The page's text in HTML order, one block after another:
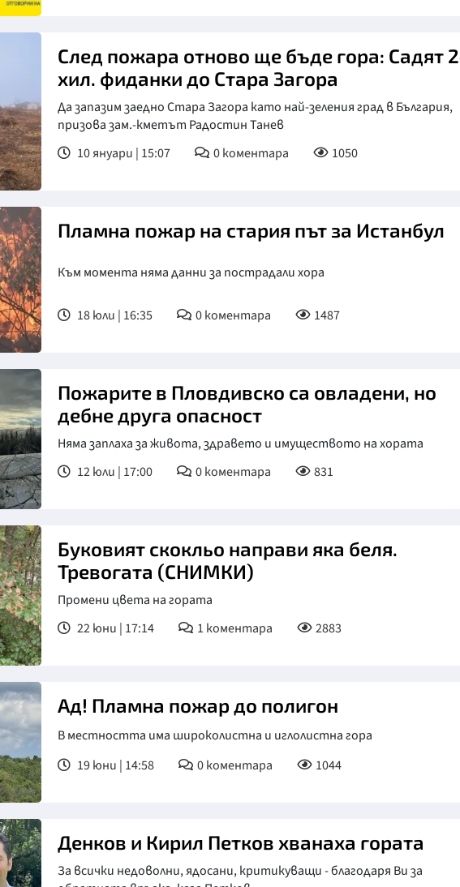
След пожара отново ще бъде гора: Садят
хил. фиданки до Стара Загора
Да запазим заедно Стара Загора като най-зеления град в България,
призова зам.-кметът Радостин Танев
10 януари | 15:07
0коментара 1050
Пламна пожар на стария път за Истанбул
Към момента няма данни за пострадали хора
18 юли | 16:35 0коментара 1487
Пожарите в Пловдивско са овладени, но
дебне друга опасност
Няма заплаха за живота, здравето и имуществото на хората
12 юли | 17:00
0коментара 831
Буковият скокльо направи яка беля.
Тревогата (СНИМКИ)
Промени цвета на гората
22 юни | 17:14
1 коментара 2883
Ад! Пламна пожар до полигон
В местността има широколистна и иглолистна гора
19 юни | 14:58
0коментара 1044
Денков и Кирил Петков хванаха гората
За всички недоволни, ядосани, критикуващи - благодаря Ви за